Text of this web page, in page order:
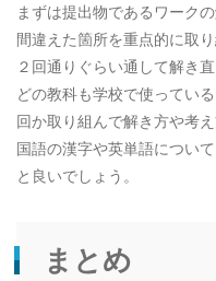
まずは提出物であるワーク
間違えた箇所を重点的に取
２回通りぐらい通して解き直
どの教科も学校で使ってい
回か取り組んで解き方や考
国語の漢字や英単語につい
と良いでしょう。
まとめ